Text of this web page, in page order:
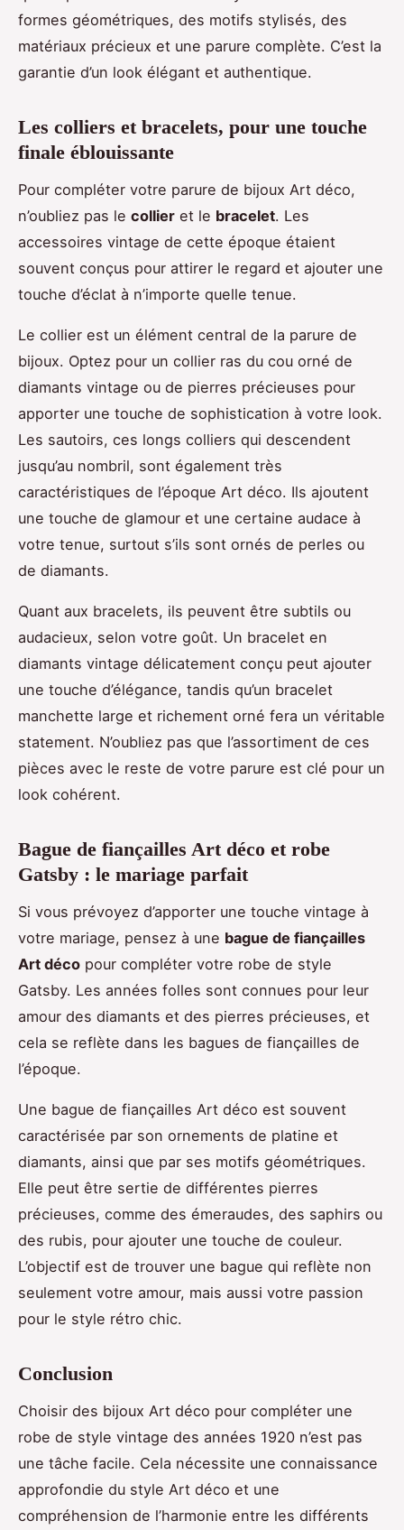
formes géométriques, des motifs stylisés, des
matériaux précieux et une parure complète. C’est la
garantie d’un look élégant et authentique.
Les colliers et bracelets, pour une touche
finale éblouissante
Pour compléter votre parure de bijoux Art déco,
n’oubliez pas le collier et le bracelet. Les
accessoires vintage de cette époque étaient
souvent conçus pour attirer le regard et ajouter une
touche d’éclat à n’importe quelle tenue.
Le collier est un élément central de la parure de
bijoux. Optez pour un collier ras du cou orné de
diamants vintage ou de pierres précieuses pour
apporter une touche de sophistication à votre look.
Les sautoirs, ces longs colliers qui descendent
jusqu’au nombril, sont également très
caractéristiques de l’époque Art déco. Ils ajoutent
une touche de glamour et une certaine audace à
votre tenue, surtout s’ils sont ornés de perles ou
de diamants.
Quant aux bracelets, ils peuvent être subtils ou
audacieux, selon votre goût. Un bracelet en
diamants vintage délicatement conçu peut ajouter
une touche d’élégance, tandis qu’un bracelet
manchette large et richement orné fera un véritable
statement. N’oubliez pas que l’assortiment de ces
pièces avec le reste de votre parure est clé pour un
look cohérent.
Bague de fiançailles Art déco et robe
Gatsby : le mariage parfait
Si vous prévoyez d’apporter une touche vintage à
votre mariage, pensez à une bague de fiançailles
Art déco pour compléter votre robe de style
Gatsby. Les années folles sont connues pour leur
amour des diamants et des pierres précieuses, et
cela se reflète dans les bagues de fiançailles de
l’époque.
Une bague de fiançailles Art déco est souvent
caractérisée par son ornements de platine et
diamants, ainsi que par ses motifs géométriques.
Elle peut être sertie de différentes pierres
précieuses, comme des émeraudes, des saphirs ou
des rubis, pour ajouter une touche de couleur.
L’objectif est de trouver une bague qui reflète non
seulement votre amour, mais aussi votre passion
pour le style rétro chic.
Conclusion
Choisir des bijoux Art déco pour compléter une
robe de style vintage des années 1920 n’est pas
une tâche facile. Cela nécessite une connaissance
approfondie du style Art déco et une
compréhension de l’harmonie entre les différents